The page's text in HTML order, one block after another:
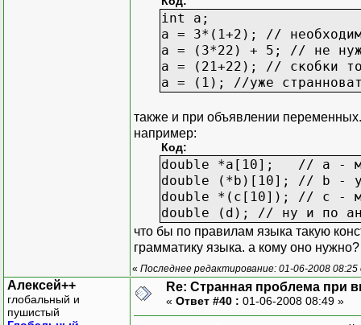
int a;
a = 3*(1+2); //
a = (3*22) + 5; // не
a = (21+22); // скобки
a = (1); //уже
также и при объявлении
например:
Код:
double *a[10]; // a -
double (*b)[10]; // b -
double *(с[10]); // с -
double (d); // ну и по
что бы по правилам языка такую
грамматику языка. а кому оно нужно?
« Последнее редактирование: 01-06-2008
Алексей++
глобальный и
пушистый
Re: Странная проблема при
« Ответ #40 : 01-06-2008 08:49 »